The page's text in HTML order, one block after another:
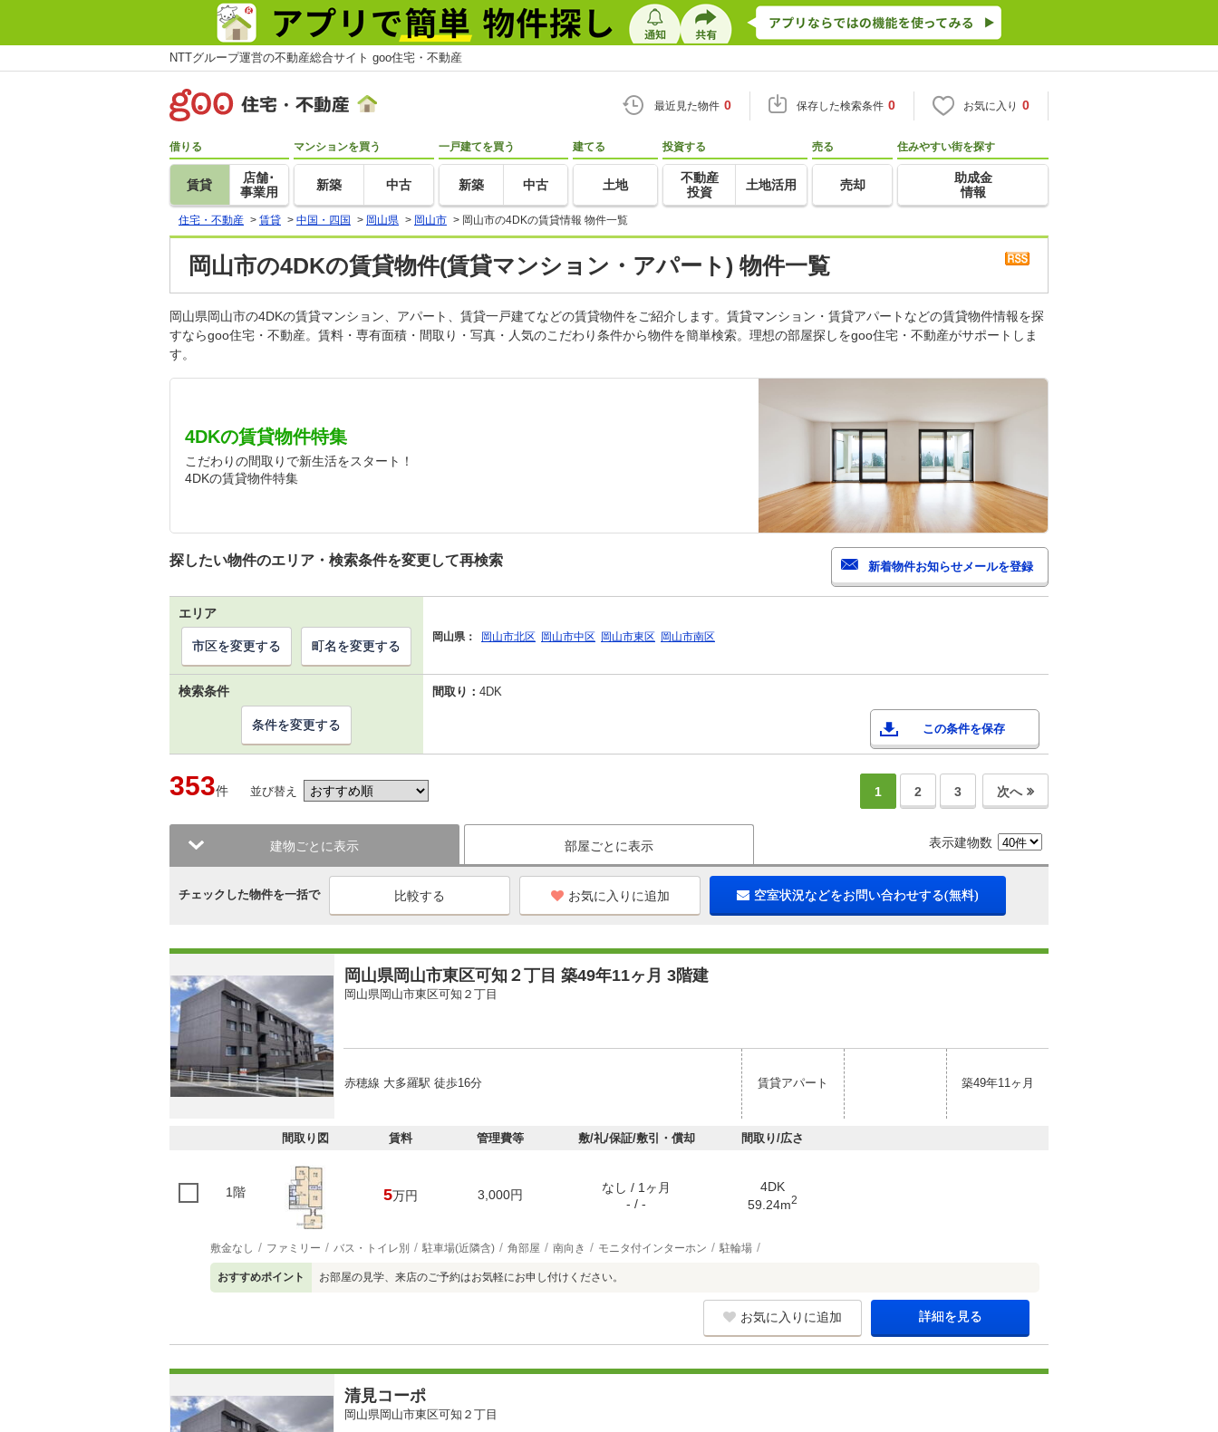
NTTグループ運営の不動産総合サイト goo住宅・不動産
最近見た物件 0 保存した検索条件 0 お気に入り 0
借りる
賃貸
店舗･
事業用
マンションを買う
新築 中古
一戸建てを買う
新築 中古
建てる
土地
投資する
不動産
投資
土地活用
売る
売却
住みやすい街を探す
助成金
情報
住宅・不動産 > 賃貸 > 中国・四国 > 岡山県 > 岡山市 > 岡山市の4DKの賃貸情報 物件一覧
岡山市の4DKの賃貸物件(賃貸マンション・アパート) 物件一覧
岡山県岡山市の4DKの賃貸マンション、アパート、賃貸一戸建てなどの賃貸物件をご紹介します。賃貸マンション・賃貸アパートなどの賃貸物件情報を探
すならgoo住宅・不動産。賃料・専有面積・間取り・写真・人気のこだわり条件から物件を簡単検索。理想の部屋探しをgoo住宅・不動産がサポートしま
す。
4DKの賃貸物件特集
こだわりの間取りで新生活をスタート！
4DKの賃貸物件特集
探したい物件のエリア・検索条件を変更して再検索
エリア
岡山県： 岡山市北区 岡山市中区 岡山市東区 岡山市南区
市区を変更する 町名を変更する
検索条件 間取り： 4DK
この条件を保存
条件を変更する
353件 並び替え 1 2 3 次へ
建物ごとに表示 部屋ごとに表示 表示建物数
チェックした物件を一括で お気に入りに追加 空室状況などをお問い合わせする(無料)
岡山県岡山市東区可知２丁目 築49年11ヶ月 3階建
岡山県岡山市東区可知２丁目
赤穂線 大多羅駅 徒歩16分 賃貸アパート 築49年11ヶ月
間取り図 賃料 管理費等 敷/礼/保証/敷引・償却 間取り/広さ
1階 5万円 3,000円
なし / 1ヶ月
- / -
4DK
59.24m2
敷金なし ファミリー バス・トイレ別 駐車場(近隣含) 角部屋 南向き モニタ付インターホン 駐輪場
おすすめポイント お部屋の見学、来店のご予約はお気軽にお申し付けください。
お気に入りに追加 詳細を見る
清見コーポ
岡山県岡山市東区可知２丁目